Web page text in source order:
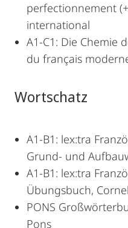
perfectionnement
international
A1-C1: Die Chemie
du français
Wortschatz
A1-B1: lex:tra
Grund- und
A1-B1: lex:tra
Übungsbuch,
PONS
Pons